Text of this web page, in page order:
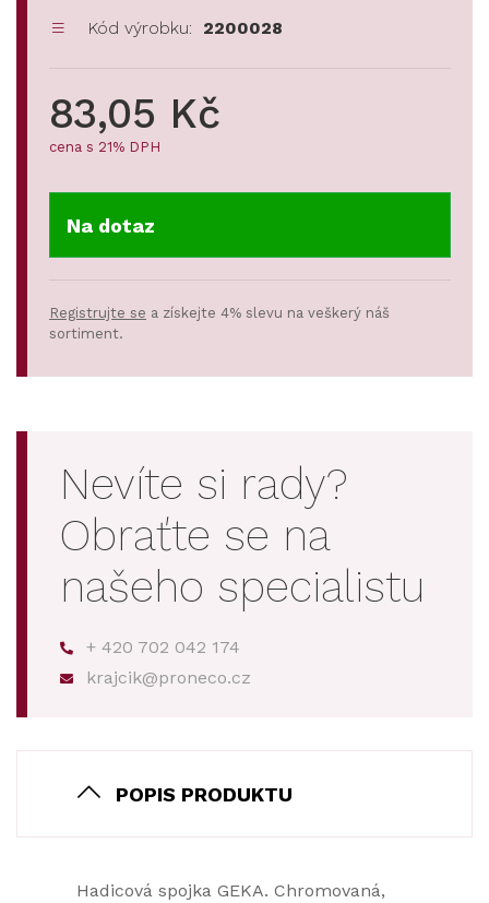
Kód výrobku: 2200028
83,05 Kč
cena s 21% DPH
Na dotaz
Registrujte se a získejte 4% slevu na veškerý náš
sortiment.
Nevíte si rady?
Obraťte se na
našeho specialistu
+ 420 702 042 174
krajcik@proneco.cz
POPIS PRODUKTU
Hadicová spojka GEKA. Chromovaná,